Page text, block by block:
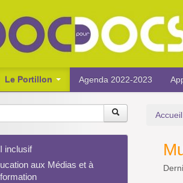
Le Portillon Agenda 2022-2023
Accueil
inclusif
aux Médias et à